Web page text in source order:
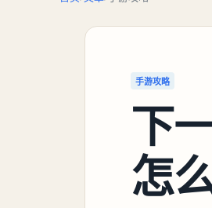
手游攻略
下
怎